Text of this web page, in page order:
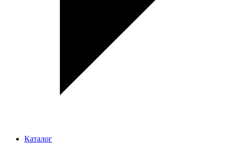
Каталог